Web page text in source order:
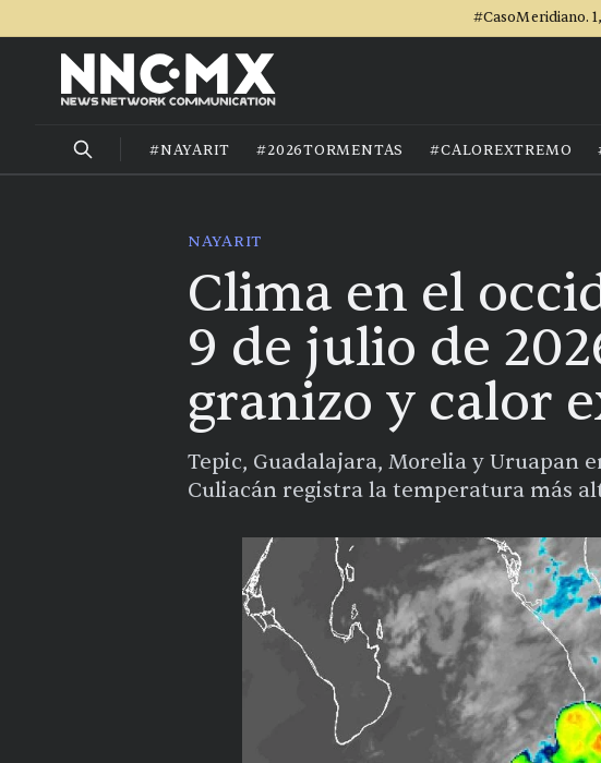
#CasoMeridiano.
#NAYARIT #2026TORMENTAS #CALOREXTREMO
NAYARIT
Clima en el
9 de julio de
granizo y calor
Tepic, Guadalajara, Morelia y
Culiacán registra la temperatura más